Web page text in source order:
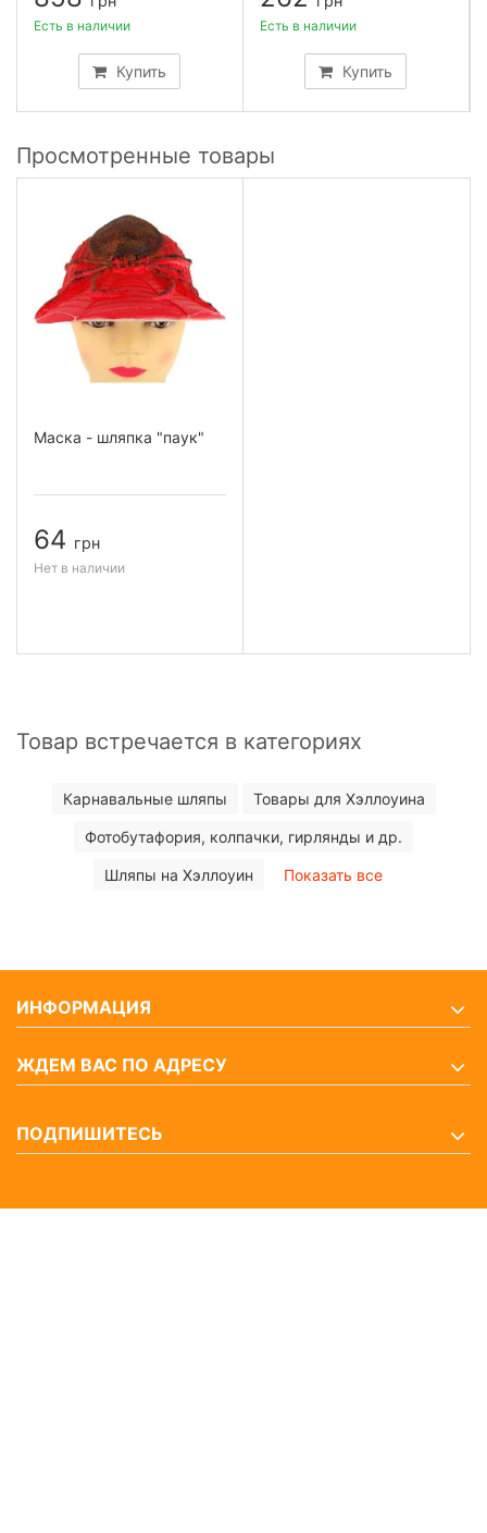
Купить
Есть в наличии
Купить
Есть в наличии
Просмотренные товары
Маска - шляпка "паук"
64 грн
Нет в наличии
Товар встречается в категориях
Карнавальные шляпы Товары для Хэллоуина
Фотобутафория, колпачки, гирлянды и др.
Шляпы на Хэллоуин Показать все
ИНФОРМАЦИЯ
ЖДЕМ ВАС ПО АДРЕСУ
ПОДПИШИТЕСЬ